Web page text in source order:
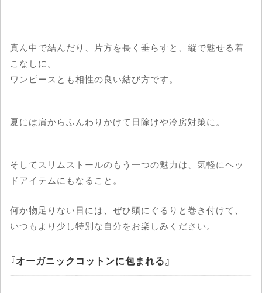
真ん中で結んだり、片方を長く垂らすと、縦で魅せる着
こなしに。
ワンピースとも相性の良い結び方です。
夏には肩からふんわりかけて日除けや冷房対策に。
そしてスリムストールのもう一つの魅力は、気軽にヘッ
ドアイテムにもなること。
何か物足りない日には、ぜひ頭にぐるりと巻き付けて、
いつもより少し特別な自分をお楽しみください。
オーガニックコットンに包まれる